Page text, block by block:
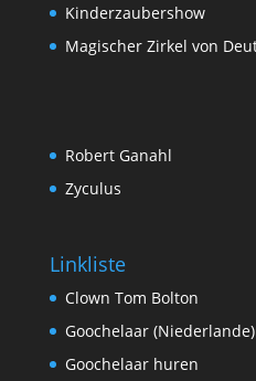
Kinderzaubershow
Magischer Zirkel von
Robert Ganahl
Zyculus
Linkliste
Clown Tom Bolton
Goochelaar (Niederlande)
Goochelaar huren